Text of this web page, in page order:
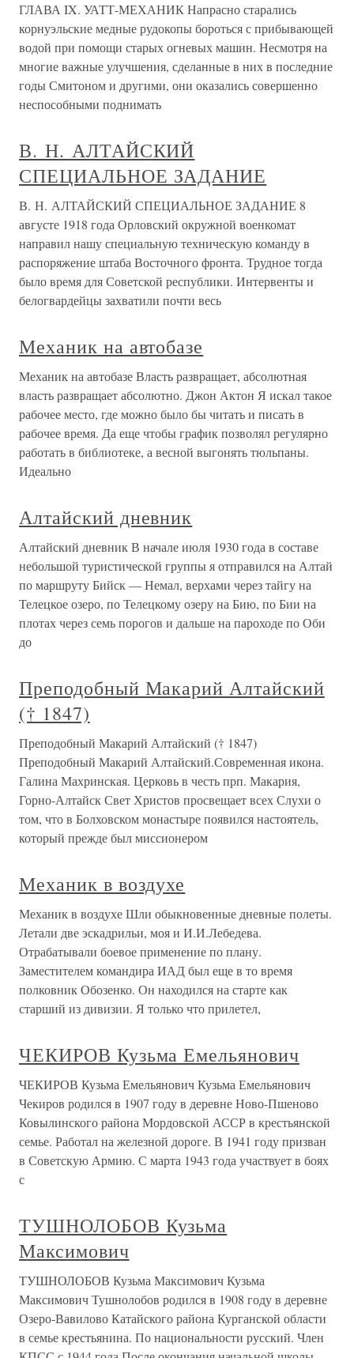
ГЛАВА IX. УАТТ-МЕХАНИК Напрасно старались
корнуэльские медные рудокопы бороться с прибывающей
водой при помощи старых огневых машин. Несмотря на
многие важные улучшения, сделанные в них в последние
годы Смитоном и другими, они оказались совершенно
неспособными поднимать
В. Н. АЛТАЙСКИЙ
СПЕЦИАЛЬНОЕ ЗАДАНИЕ
В. Н. АЛТАЙСКИЙ СПЕЦИАЛЬНОЕ ЗАДАНИЕ 8
августе 1918 года Орловский окружной военкомат
направил нашу специальную техническую команду в
распоряжение штаба Восточного фронта. Трудное тогда
было время для Советской республики. Интервенты и
белогвардейцы захватили почти весь
Механик на автобазе
Механик на автобазе Власть развращает, абсолютная
власть развращает абсолютно. Джон Актон Я искал такое
рабочее место, где можно было бы читать и писать в
рабочее время. Да еще чтобы график позволял регулярно
работать в библиотеке, а весной выгонять тюльпаны.
Идеально
Алтайский дневник
Алтайский дневник В начале июля 1930 года в составе
небольшой туристической группы я отправился на Алтай
по маршруту Бийск — Немал, верхами через тайгу на
Телецкое озеро, по Телецкому озеру на Бию, по Бии на
плотах через семь порогов и дальше на пароходе по Оби
до
Преподобный Макарий Алтайский
(† 1847)
Преподобный Макарий Алтайский († 1847)
Преподобный Макарий Алтайский.Современная икона.
Галина Махринская. Церковь в честь прп. Макария,
Горно-Алтайск Свет Христов просвещает всех Слухи о
том, что в Болховском монастыре появился настоятель,
который прежде был миссионером
Механик в воздухе
Механик в воздухе Шли обыкновенные дневные полеты.
Летали две эскадрильи, моя и И.И.Лебедева.
Отрабатывали боевое применение по плану.
Заместителем командира ИАД был еще в то время
полковник Обозенко. Он находился на старте как
старший из дивизии. Я только что прилетел,
ЧЕКИРОВ Кузьма Емельянович
ЧЕКИРОВ Кузьма Емельянович Кузьма Емельянович
Чекиров родился в 1907 году в деревне Ново-Пшеново
Ковылинского района Мордовской АССР в крестьянской
семье. Работал на железной дороге. В 1941 году призван
в Советскую Армию. С марта 1943 года участвует в боях
с
ТУШНОЛОБОВ Кузьма
Максимович
ТУШНОЛОБОВ Кузьма Максимович Кузьма
Максимович Тушнолобов родился в 1908 году в деревне
Озеро-Вавилово Катайского района Курганской области
в семье крестьянина. По национальности русский. Член